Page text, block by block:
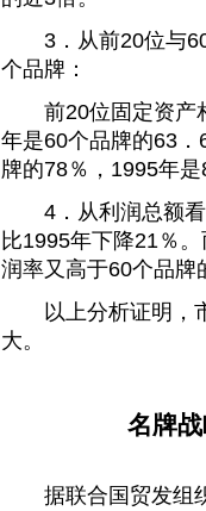
3．从前20位与60
个品牌：
前20位固定资产相
年是60个品牌的63
牌的78％，1995年
4．从利润总额看
比1995年下降21％
润率又高于60个品牌
以上分析证明，市
大。
名牌
据联合国贸发组织